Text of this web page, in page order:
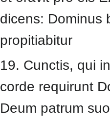
dicens: Dominus
propitiabitur
19. Cunctis, qui
corde requirunt
Deum patrum